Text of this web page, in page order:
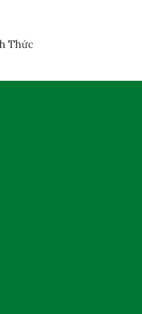
Thức